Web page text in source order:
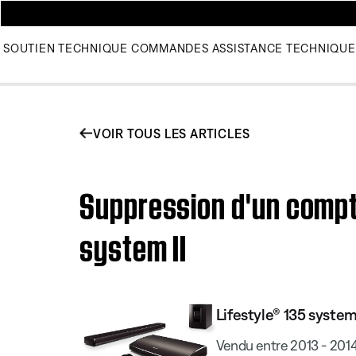
SOUTIEN TECHNIQUE COMMANDES ASSISTANCE TECHNIQUE
VOIR TOUS LES ARTICLES
Suppression d'un
system II
Lifestyle® 135
Vendu entre 2013 -